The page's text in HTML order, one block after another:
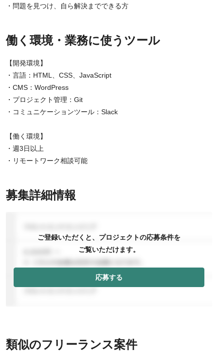
・問題を見つけ、自ら解決までできる方
働く環境・業務に使うツール
【開発環境】
・言語：HTML、CSS、JavaScript
・CMS：WordPress
・プロジェクト管理：Git
・コミュニケーションツール：Slack
【働く環境】
・週3日以上
・リモートワーク相談可能
募集詳細情報
ご登録いただくと、プロジェクトの応募条件を
ご覧いただけます。
応募する
類似のフリーランス案件